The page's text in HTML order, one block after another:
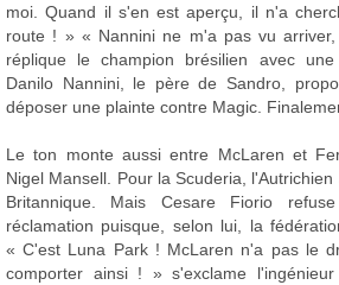
moi. Quand il s'en est aperçu, il n'a
route ! » « Nannini ne m'a pas vu
réplique le champion brésilien avec
Danilo Nannini, le père de Sandro,
déposer une plainte contre Magic.
Le ton monte aussi entre McLaren et
Nigel Mansell. Pour la Scuderia,
Britannique. Mais Cesare Fiorio
réclamation puisque, selon lui, la
« C'est Luna Park ! McLaren n'a pas le
comporter ainsi ! » s'exclame